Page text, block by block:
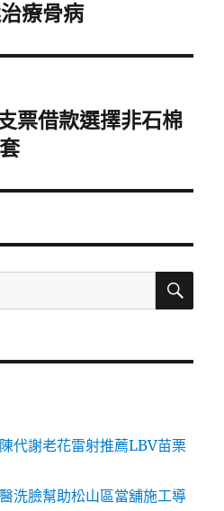
療骨病
票借款選擇非石棉
搜
代謝老花雷射推薦LBV苗栗
洗臉幫助松山區當舖施工導